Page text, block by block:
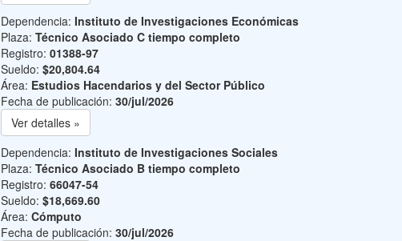
Dependencia: Instituto de Investigaciones Económicas
Plaza: Técnico Asociado C tiempo completo
Registro: 01388-97
Sueldo: $20,804.64
Área: Estudios Hacendarios y del Sector Público
Fecha de publicación: 30/jul/2026
Ver detalles »
Dependencia: Instituto de Investigaciones Sociales
Plaza: Técnico Asociado B tiempo completo
Registro: 66047-54
Sueldo: $18,669.60
Área: Cómputo
Fecha de publicación: 30/jul/2026